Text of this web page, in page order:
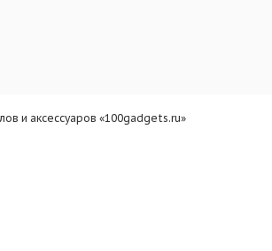
и аксессуаров «100gadgets.ru»